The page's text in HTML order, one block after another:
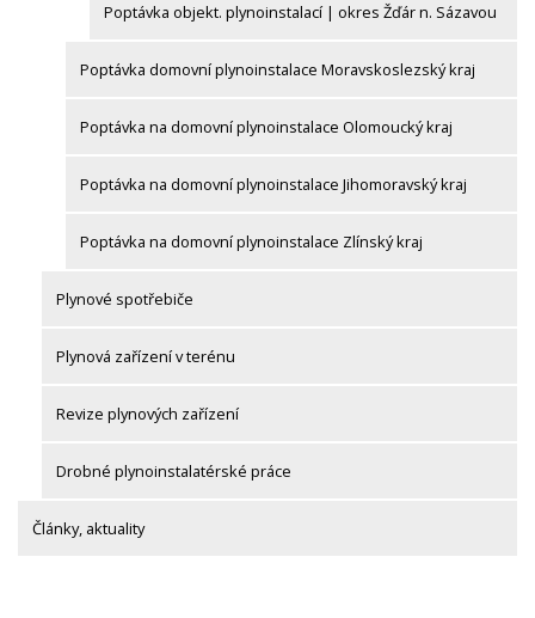
Poptávka objekt. plynoinstalací | okres Žďár n. Sázavou
Poptávka domovní plynoinstalace Moravskoslezský kraj
Poptávka na domovní plynoinstalace Olomoucký kraj
Poptávka na domovní plynoinstalace Jihomoravský kraj
Poptávka na domovní plynoinstalace Zlínský kraj
Plynové spotřebiče
Plynová zařízení v terénu
Revize plynových zařízení
Drobné plynoinstalatérské práce
Články, aktuality